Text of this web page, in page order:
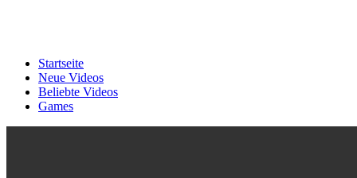
Startseite
Neue Videos
Beliebte Videos
Games